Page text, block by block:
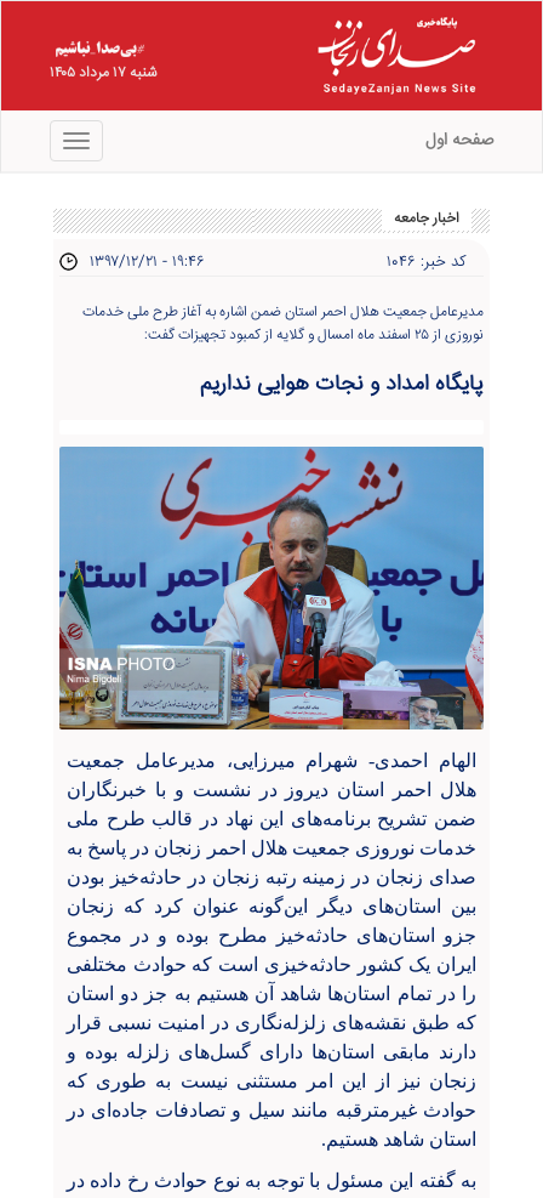
شنبه ۱۷ مرداد ۱۴۰۵
منو صفحه اول
اخبار جامعه
کد خبر: ۱۰۴۶ ۱۳۹۷/۱۲/۲۱ - ۱۹:۴۶
مدیرعامل جمعیت هلال احمر استان ضمن اشاره به آغاز طرح ملی خدمات
نوروزی از ۲۵ اسفند ماه امسال و گلایه از کمبود تجهیزات گفت:
پایگاه امداد و نجات هوایی نداریم
الهام احمدی- شهرام میرزایی، مدیرعامل جمعیت
هلال احمر استان دیروز در نشست و با خبرنگاران
ضمن تشریح برنامه‌های این نهاد در قالب طرح ملی
خدمات نوروزی جمعیت هلال احمر زنجان در پاسخ به
صدای زنجان در زمینه رتبه زنجان در حادثه‌خیز بودن
بین استان‌های دیگر این‌گونه عنوان کرد که زنجان
جزو استان‌های حادثه‌خیز مطرح بوده و در مجموع
ایران یک کشور حادثه‌خیزی است که حوادث مختلفی
را در تمام استان‌ها شاهد آن هستیم به جز دو استان
که طبق نقشه‌های زلزله‌نگاری در امنیت نسبی قرار
دارند مابقی استان‌ها دارای گسل‌های زلزله بوده و
زنجان نیز از این امر مستثنی نیست به طوری که
حوادث غیرمترقبه مانند سیل و تصادفات جاده‌ای در
استان شاهد هستیم.
به گفته این مسئول با توجه به نوع حوادث رخ داده در